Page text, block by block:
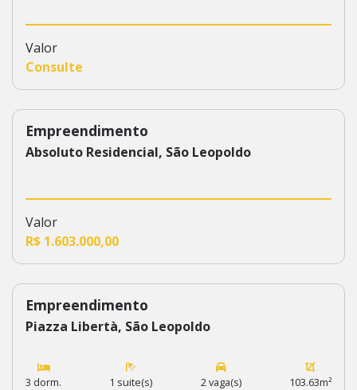
Valor
Consulte
92
Empreendimento
Absoluto Residencial, São Leopoldo
Valor
R$ 1.603.000,00
654
Empreendimento
Piazza Libertà, São Leopoldo
3 dorm. 1 suite(s) 2 vaga(s) 103.63m²